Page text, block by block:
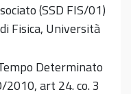
(SSD FIS/01)
Fisica, Università
Determinato
2010, art 24. co. 3